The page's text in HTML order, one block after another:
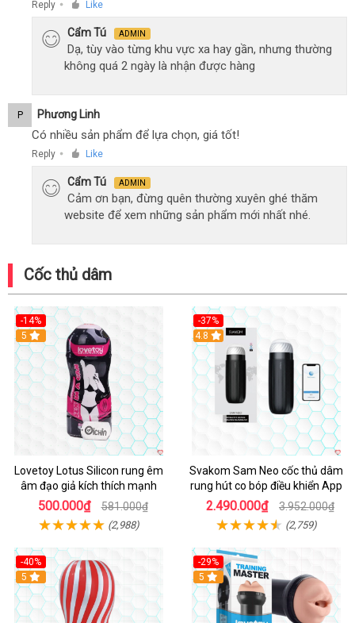
Reply ● Like
Cẩm Tú ADMIN
Dạ, tùy vào từng khu vực xa hay gần, nhưng thường
không quá 2 ngày là nhận được hàng
P Phương Linh
Có nhiều sản phẩm để lựa chọn, giá tốt!
Reply ● Like
Cẩm Tú ADMIN
Cảm ơn bạn, đừng quên thường xuyên ghé thăm
website để xem những sản phẩm mới nhất nhé.
Cốc thủ dâm
-14%
Hot
5
Lovetoy Lotus Silicon rung êm
âm đạo giả kích thích mạnh
500.000₫ 581.000₫
(2,988)
-37%
4.8
Svakom Sam Neo cốc thủ dâm
rung hút co bóp điều khiển App
2.490.000₫ 3.952.000₫
(2,759)
-40%
Hot
5
-29%
Hot
5